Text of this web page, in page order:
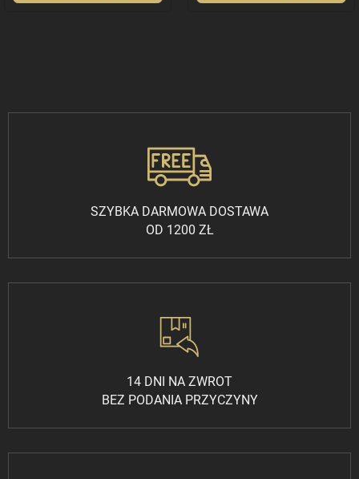
SZYBKA DARMOWA DOSTAWA
OD 1200 ZŁ
14 DNI NA ZWROT
BEZ PODANIA PRZYCZYNY